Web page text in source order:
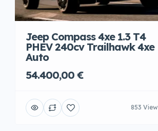
Jeep Compass 4xe 1.3 T4
PHEV 240cv Trailhawk 4xe
Auto
54.400,00 €
853